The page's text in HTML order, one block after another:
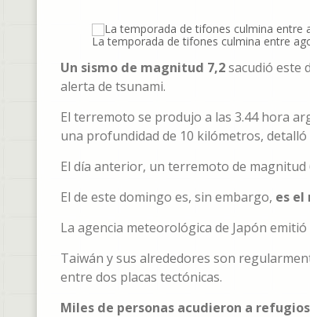
La temporada de tifones culmina entre
Un sismo de magnitud 7,2sacudió este
alerta de tsunami.
El terremoto se produjo a las 3.44 hora
una profundidad de 10 kilómetros, detalló
El día anterior, un terremoto de
El de este domingo es, sin embargo, es el
La agencia meteorológica de Japón emitió
Taiwán y sus alrededores son
entre dos placas tectónicas.
Miles de personas acudieron a